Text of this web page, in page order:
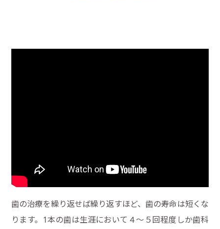
歯の治療を繰り返せば繰り返すほど、歯の寿命は短くな
ります。1本の歯は生涯において４〜５回程度しか歯科